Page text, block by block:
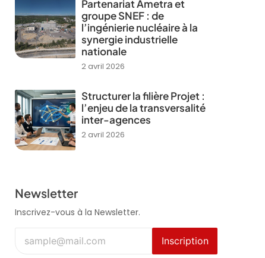
Partenariat Ametra et
groupe SNEF : de
l’ingénierie nucléaire à la
synergie industrielle
nationale
2 avril 2026
Structurer la filière Projet :
l’enjeu de la transversalité
inter-agences
2 avril 2026
Newsletter
Inscrivez-vous à la Newsletter.
Inscription